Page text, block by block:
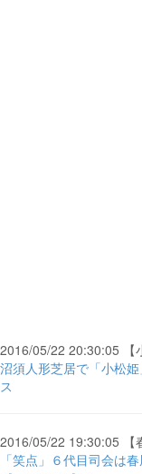
2016/05/22 20:30:05 【
沼須人形芝居で「小松
ス
2016/05/22 19:30:05 【
「笑点」６代目司会は